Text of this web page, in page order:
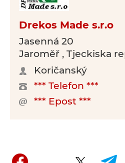
Drekos Made s.r.o
Jasenná 20
Jaroměř , Tjeckiska
Koričanský
*** Telefon ***
*** Epost ***